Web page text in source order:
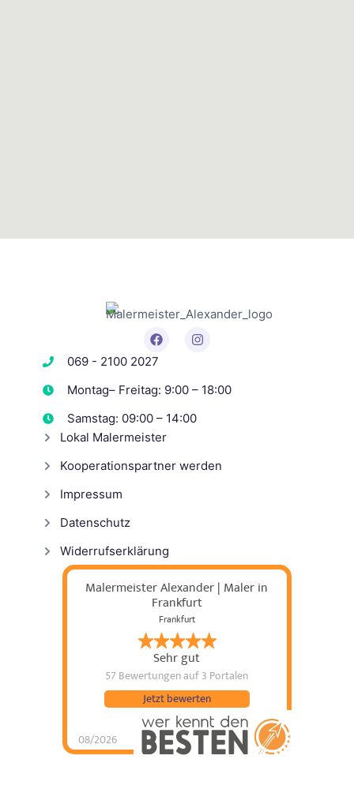
069 - 2100 2027
Montag– Freitag: 9:00 – 18:00
Samstag: 09:00 – 14:00
Lokal Malermeister
Kooperationspartner werden
Impressum
Datenschutz
Widerrufserklärung
Malermeister Alexander | Maler in
Frankfurt
Frankfurt
Sehr gut
57 Bewertungenauf 3 Portalen
08/2026
Jetzt bewerten
Malermeister
Alexander | Maler in